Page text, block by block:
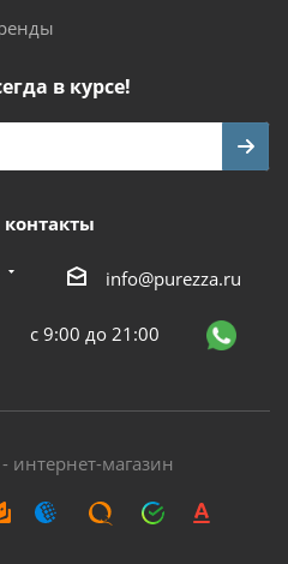
в курсе!
info@purezza.ru
с 9:00 до 21:00
интернет-магазин